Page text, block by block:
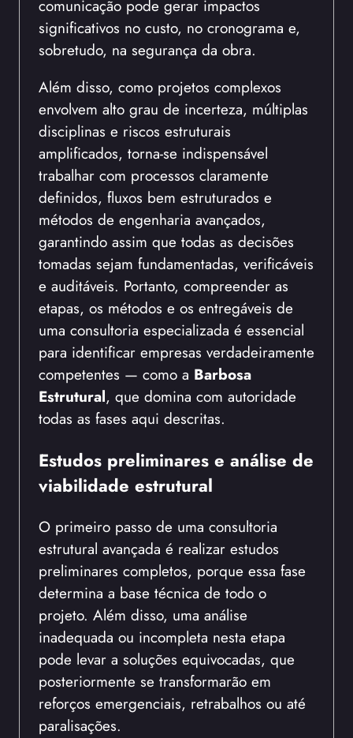
comunicação pode gerar impactos
significativos no custo, no cronograma e,
sobretudo, na segurança da obra.
Além disso, como projetos complexos
envolvem alto grau de incerteza, múltiplas
disciplinas e riscos estruturais
amplificados, torna‑se indispensável
trabalhar com processos claramente
definidos, fluxos bem estruturados e
métodos de engenharia avançados,
garantindo assim que todas as decisões
tomadas sejam fundamentadas, verificáveis
e auditáveis. Portanto, compreender as
etapas, os métodos e os entregáveis de
uma consultoria especializada é essencial
para identificar empresas verdadeiramente
competentes — como a Barbosa
Estrutural, que domina com autoridade
todas as fases aqui descritas.
Estudos preliminares e análise de
viabilidade estrutural
O primeiro passo de uma consultoria
estrutural avançada é realizar estudos
preliminares completos, porque essa fase
determina a base técnica de todo o
projeto. Além disso, uma análise
inadequada ou incompleta nesta etapa
pode levar a soluções equivocadas, que
posteriormente se transformarão em
reforços emergenciais, retrabalhos ou até
paralisações.